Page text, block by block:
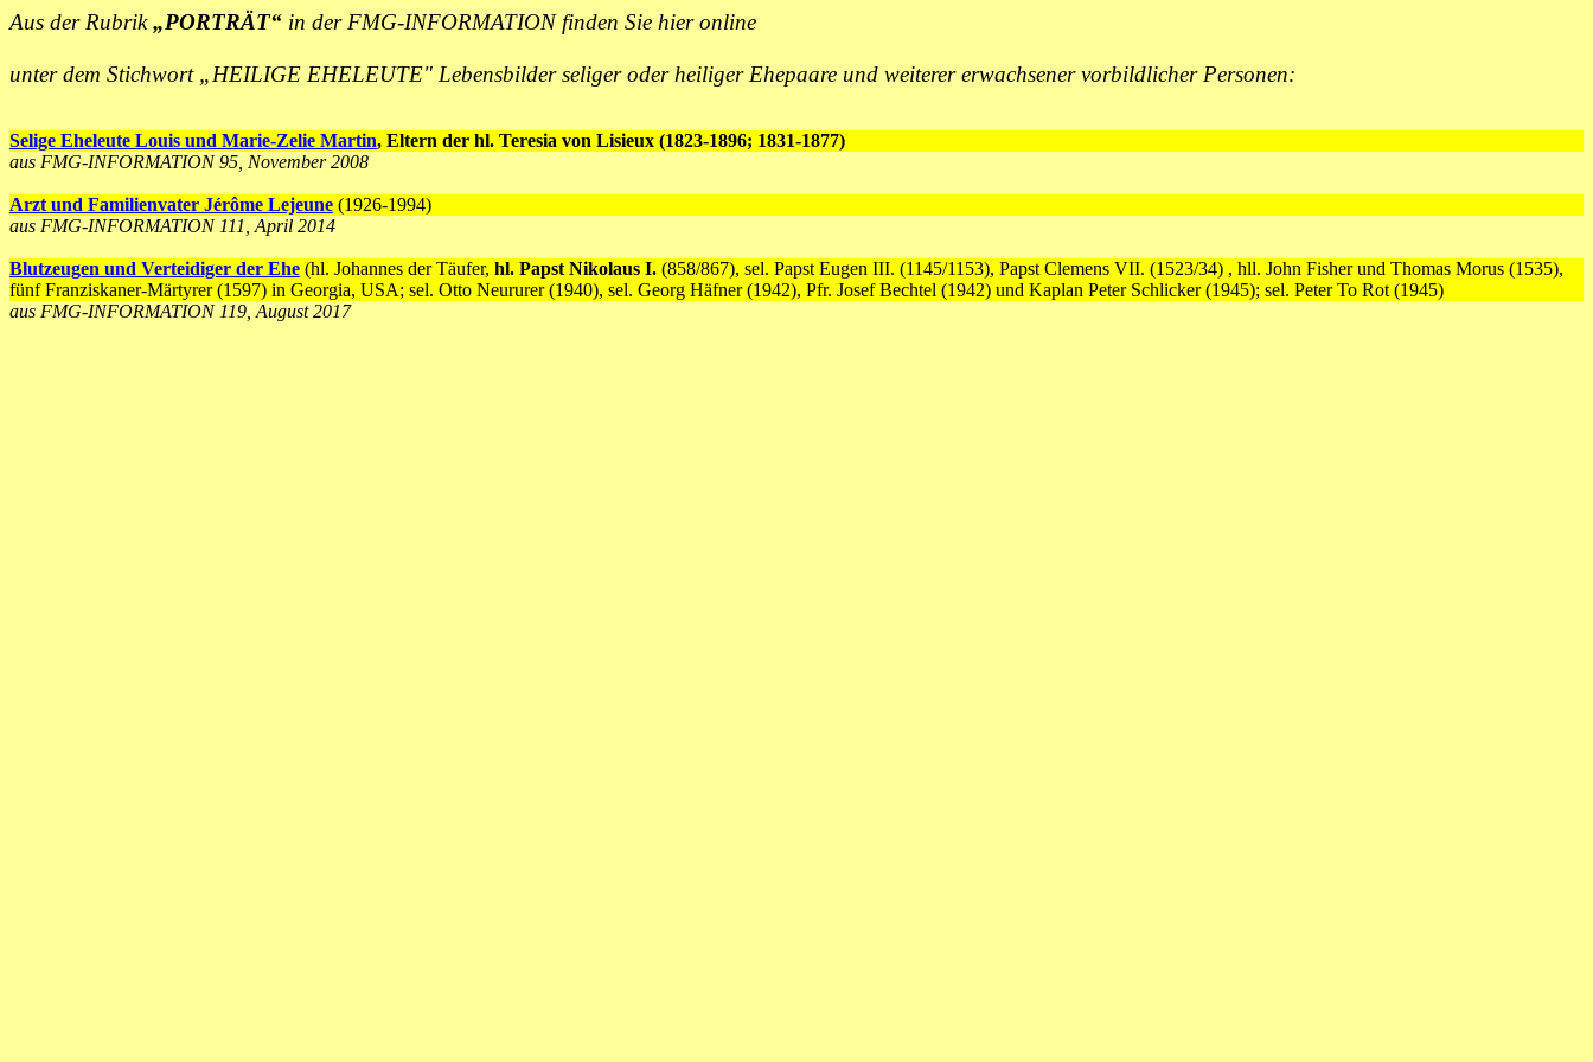
Aus der Rubrik„PORTRÄT“ in der FMG-INFORMATION finden Sie hieronline
unter dem Stichwort „HEILIGE EHELEUTE" Lebensbilder seliger oder heiliger Ehepaare und weiterer erwachsener vorbildlicher Personen:
Selige Eheleute Louis und Marie-Zelie Martin, Eltern der hl. Teresia von Lisieux (1823-1896; 1831-1877)
aus FMG-INFORMATION 95, November 2008
Arzt und Familienvater Jérôme Lejeune (1926-1994)
aus FMG-INFORMATION 111, April 2014
Blutzeugen und Verteidiger der Ehe (hl. Johannes der Täufer, hl. Papst Nikolaus I. (858/867), sel. Papst Eugen III. (1145/1153), Papst Clemens VII. (1523/34) , hll. John Fisher und Thomas Morus (1535),
fünf Franziskaner-Märtyrer (1597) in Georgia, USA; sel. Otto Neururer (1940), sel. Georg Häfner (1942), Pfr. Josef Bechtel (1942) und Kaplan Peter Schlicker (1945); sel. Peter To Rot (1945)
aus FMG-INFORMATION 119, August 2017